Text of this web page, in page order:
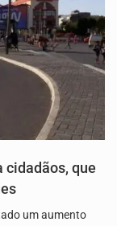
que
um aumento